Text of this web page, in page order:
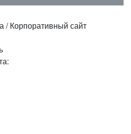
Пароль
/ Корпоративный сайт